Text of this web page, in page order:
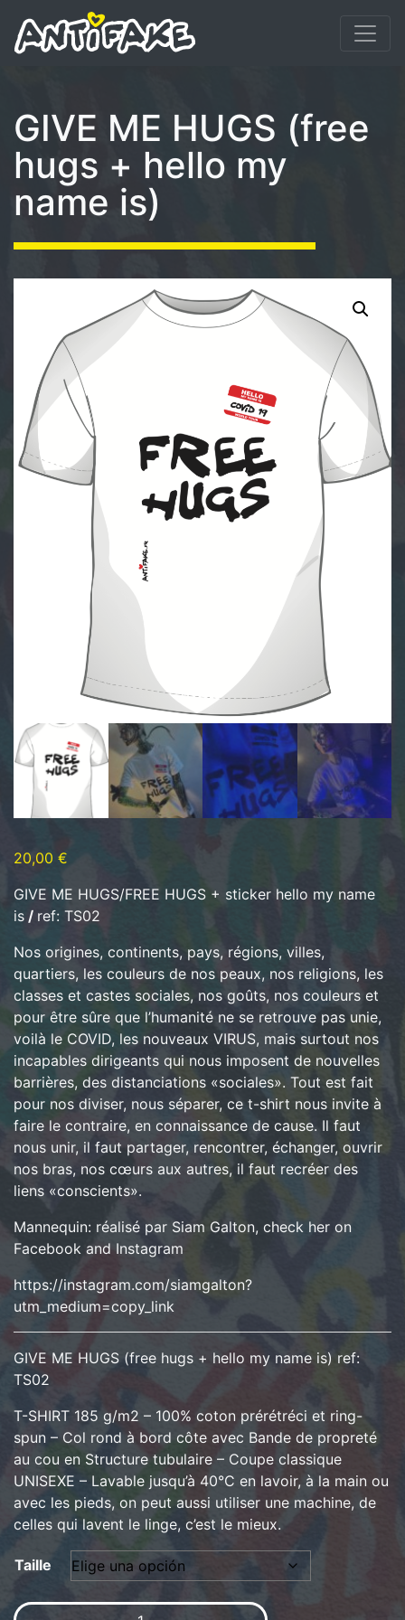
GIVE ME HUGS (free
hugs + hello my
name is)
20,00 €
GIVE ME HUGS/FREE HUGS + sticker hello my name
is / ref: TS02
Nos origines, continents, pays, régions, villes,
quartiers, les couleurs de nos peaux, nos religions, les
classes et castes sociales, nos goûts, nos couleurs et
pour être sûre que l’humanité ne se retrouve pas unie,
voilà le COVID, les nouveaux VIRUS, mais surtout nos
incapables dirigeants qui nous imposent de nouvelles
barrières, des distanciations «sociales». Tout est fait
pour nos diviser, nous séparer, ce t-shirt nous invite à
faire le contraire, en connaissance de cause. Il faut
nous unir, il faut partager, rencontrer, échanger, ouvrir
nos bras, nos cœurs aux autres, il faut recréer des
liens «conscients».
Mannequin: réalisé par Siam Galton, check her on
Facebook and Instagram
https://instagram.com/siamgalton?
utm_medium=copy_link
GIVE ME HUGS (free hugs + hello my name is) ref:
TS02
T-SHIRT 185 g/m2 – 100% coton prérétréci et ring-
spun – Col rond à bord côte avec Bande de propreté
au cou en Structure tubulaire – Coupe classique
UNISEXE – Lavable jusqu’à 40°C en lavoir, à la main ou
avec les pieds, on peut aussi utiliser une machine, de
celles qui lavent le linge, c’est le mieux.
Taille
GIVE ME HUGS (free hugs + hello my name is) cantidad